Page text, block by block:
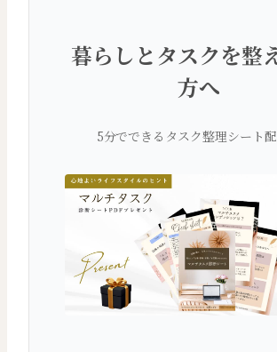
暮らしとタスクを整
方へ
5分でできるタスク整理シート